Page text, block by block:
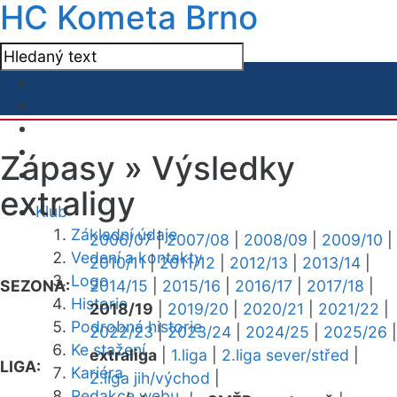
HC Kometa Brno
Klub
Základní údaje
Vedení a kontakty
Logo
Historie
Podrobná historie
Ke stažení
Kariéra
Zápasy » Výsledky
extraligy
SEZONA:
2006/07|2007/08 2008/09 2009/10
2010/11|2011/12 2012/13 2013/14
2014/15
2015/16 2016/17 2017/18
2018/19
2019/20 2020/21 2021/22
2022/23|2023/24 2024/25 2025/26
LIGA:
extraliga 1.liga 2.liga sever/střed
2.liga jih/východ